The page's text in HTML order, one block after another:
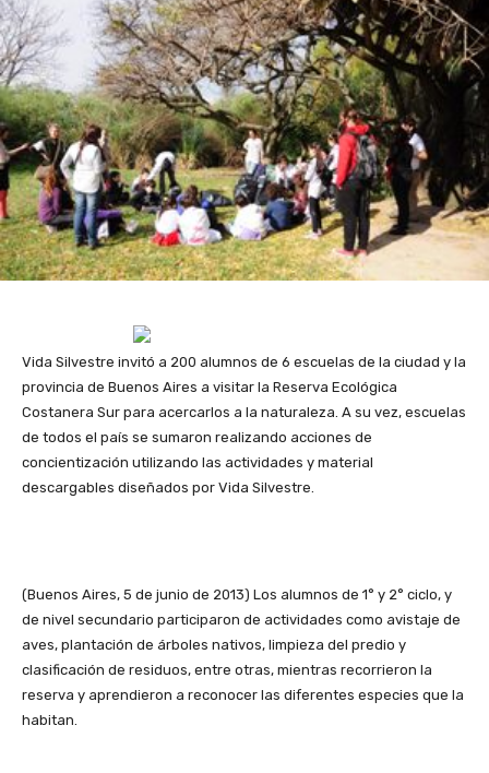
Vida Silvestre invitó a 200 alumnos de 6 escuelas de la ciudad y la
provincia de Buenos Aires a visitar la Reserva Ecológica
Costanera Sur para acercarlos a la naturaleza. A su vez, escuelas
de todos el país se sumaron realizando acciones de
concientización utilizando las actividades y material
descargables diseñados por Vida Silvestre.
(Buenos Aires, 5 de junio de 2013) Los alumnos de 1° y 2° ciclo, y
de nivel secundario participaron de actividades como avistaje de
aves, plantación de árboles nativos, limpieza del predio y
clasificación de residuos, entre otras, mientras recorrieron la
reserva y aprendieron a reconocer las diferentes especies que la
habitan.